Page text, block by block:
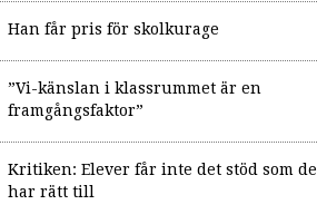
Han får pris för skolkurage
”Vi-känslan i klassrummet är en
framgångsfaktor”
Kritiken: Elever får inte det stöd som de
har rätt till